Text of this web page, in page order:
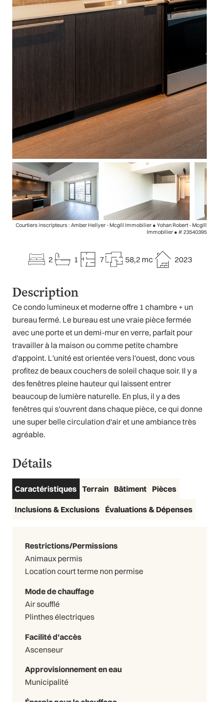
Courtiers inscripteurs : Amber Hellyer - Mcgill Immobilier ● Yohan Robert - Mcgill
Immobilier ● # 23540395
2 1 7 58,2 mc 2023
Description
Ce condo lumineux et moderne offre 1 chambre + un
bureau fermé. Le bureau est une vraie pièce fermée
avec une porte et un demi-mur en verre, parfait pour
travailler à la maison ou comme petite chambre
d'appoint. L'unité est orientée vers l'ouest, donc vous
profitez de beaux couchers de soleil chaque soir. Il y a
des fenêtres pleine hauteur qui laissent entrer
beaucoup de lumière naturelle. En plus, il y a des
fenêtres qui s'ouvrent dans chaque pièce, ce qui donne
une super belle circulation d'air et une ambiance très
agréable.
Détails
Caractéristiques Terrain Bâtiment Pièces
Inclusions & Exclusions Évaluations & Dépenses
Restrictions/Permissions
Animaux permis
Location court terme non permise
Mode de chauffage
Air soufflé
Plinthes électriques
Facilité d'accès
Ascenseur
Approvisionnement en eau
Municipalité